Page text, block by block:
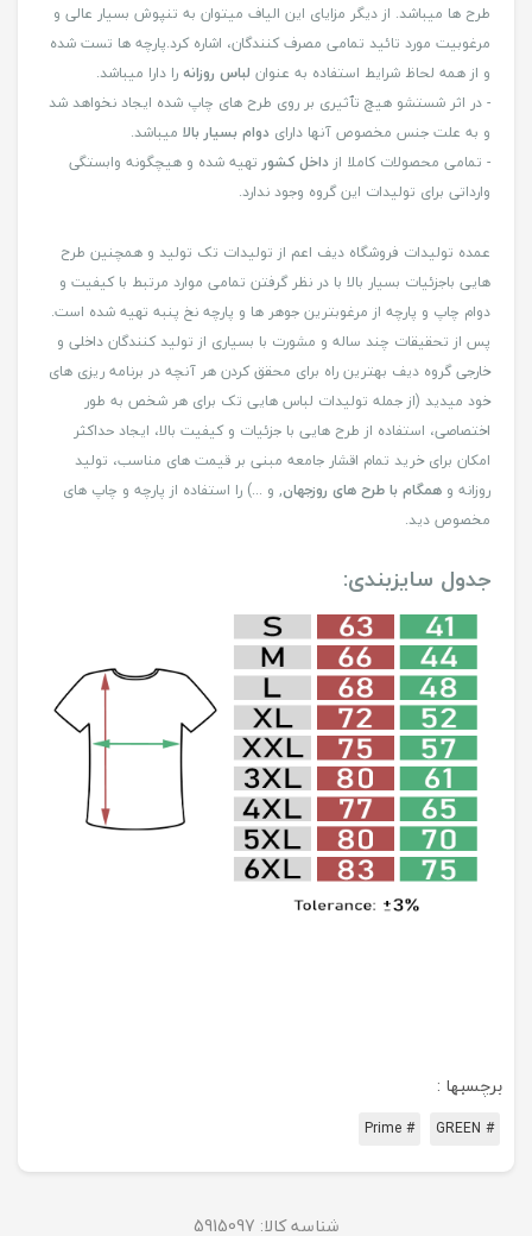
طرح ها میباشد. از دیگر مزایای این الیاف میتوان به تنپوش بسیار عالی و
مرغوبیت مورد تائید تمامی مصرف کنندگان، اشاره کرد.پارچه ها تست شده
و از همه لحاظ شرایط استفاده به عنوان لباس روزانهرا دارا میباشد.
- در اثر شستشو هیچ تٱثیری بر روی طرح های چاپ شده ایجاد نخواهد شد
و به علت جنس مخصوص آنها دارای دوام بسیار بالا میباشد.
- تمامی محصولات کاملا از داخل کشور تهیه شده و هیچگونه وابستگی
وارداتی برای تولیدات این گروه وجود ندارد.
عمده تولیدات فروشگاه دیف اعم از تولیدات تک تولید و همچنین طرح
هایی باجزئیات بسیار بالا با در نظر گرفتن تمامی موارد مرتبط با کیفیت و
دوام چاپ و پارچه از مرغوبترین جوهر ها و پارچه نخ پنبه تهیه شده است.
پس از تحقیقات چند ساله و مشورت با بسیاری از تولید کنندگان داخلی و
خارجی گروه دیف بهترین راه برای محقق کردن هر آنچه در برنامه ریزی های
خود میدید (از جمله تولیدات لباس هایی تک برای هر شخص به طور
اختصاصی، استفاده از طرح هایی با جزئیات و کیفیت بالا، ایجاد حداکثر
امکان برای خرید تمام اقشار جامعه مبنی بر قیمت های مناسب، تولید
روزانه و همگام با طرح های روزجهان, و ...) را استفاده از پارچه و چاپ های
مخصوص دید.
جدول سایزبندی:
برچسبها :
# GREEN
# Prime
شناسه کالا: 5915097